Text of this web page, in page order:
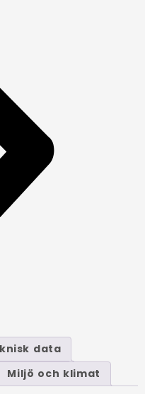
data
Miljö och klimat